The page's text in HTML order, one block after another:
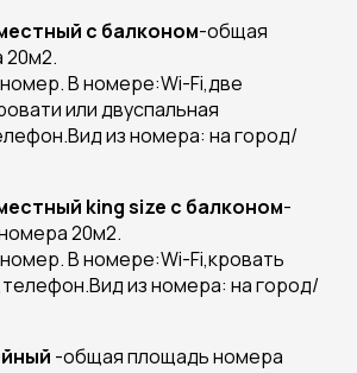
с балконом-общая
В номере:Wi-Fi,две
или двуспальная
из номера: на город/
king size с балконом-
20м2.
В номере:Wi-Fi,кровать
из номера: на город/
-общая площадь номера